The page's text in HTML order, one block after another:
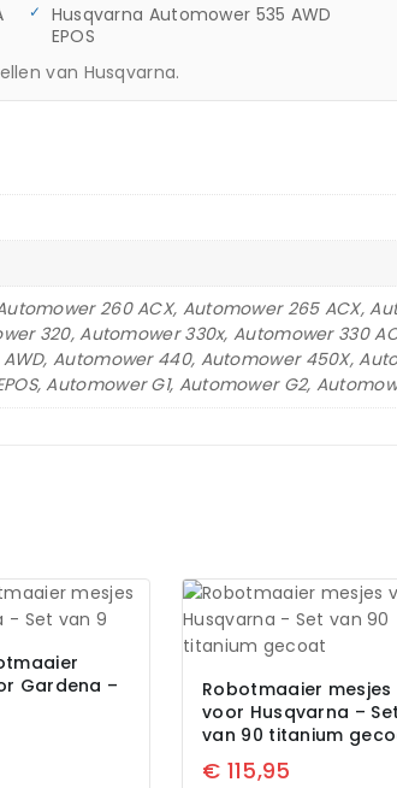
Husqvarna Automower 535 AWD
EPOS
van Husqvarna.
260 ACX, Automower 265 ACX,
320, Automower 330x, Automower 330
Automower 440, Automower 450X,
Automower G1, Automower G2,
Gardena –
Robotmaaier mesjes
voor Husqvarna – Set
van 90 titanium
€ 115,95